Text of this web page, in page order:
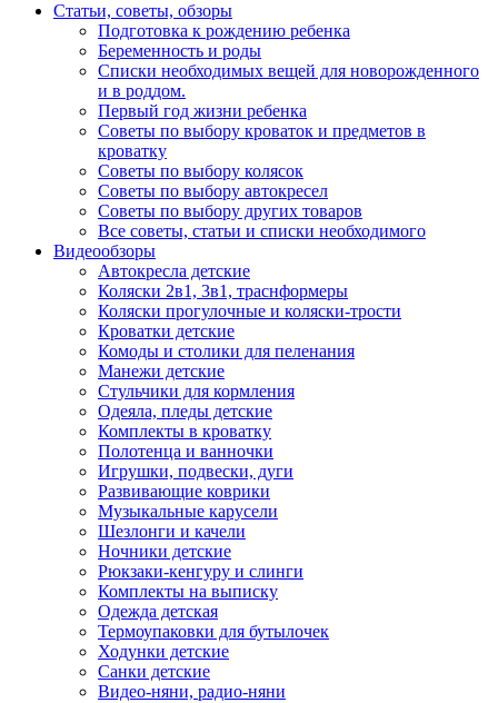
Статьи, советы, обзоры
Подготовка к рождению ребенка
Беременность и роды
Списки необходимых вещей для новорожденного
и в роддом.
Первый год жизни ребенка
Советы по выбору кроваток и предметов в
кроватку
Советы по выбору колясок
Советы по выбору автокресел
Советы по выбору других товаров
Все советы, статьи и списки необходимого
Видеообзоры
Автокресла детские
Коляски 2в1, 3в1, траснформеры
Коляски прогулочные и коляски-трости
Кроватки детские
Комоды и столики для пеленания
Манежи детские
Стульчики для кормления
Одеяла, пледы детские
Комплекты в кроватку
Полотенца и ванночки
Игрушки, подвески, дуги
Развивающие коврики
Музыкальные карусели
Шезлонги и качели
Ночники детские
Рюкзаки-кенгуру и слинги
Комплекты на выписку
Одежда детская
Термоупаковки для бутылочек
Ходунки детские
Санки детские
Видео-няни, радио-няни